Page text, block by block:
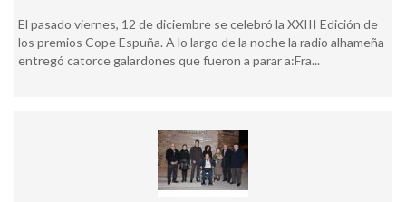
El pasado viernes, 12 de diciembre se celebró la XXIII Edición de
los premios Cope Espuña. A lo largo de la noche la radio alhameña
entregó catorce galardones que fueron a parar a:Fra...